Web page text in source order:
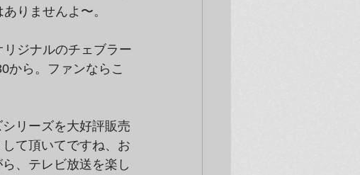
りませんよ〜。
ジナルのチェブラー
から。ファンならこ
リーズを大好評販売
て頂いてですね、お
、テレビ放送を楽し